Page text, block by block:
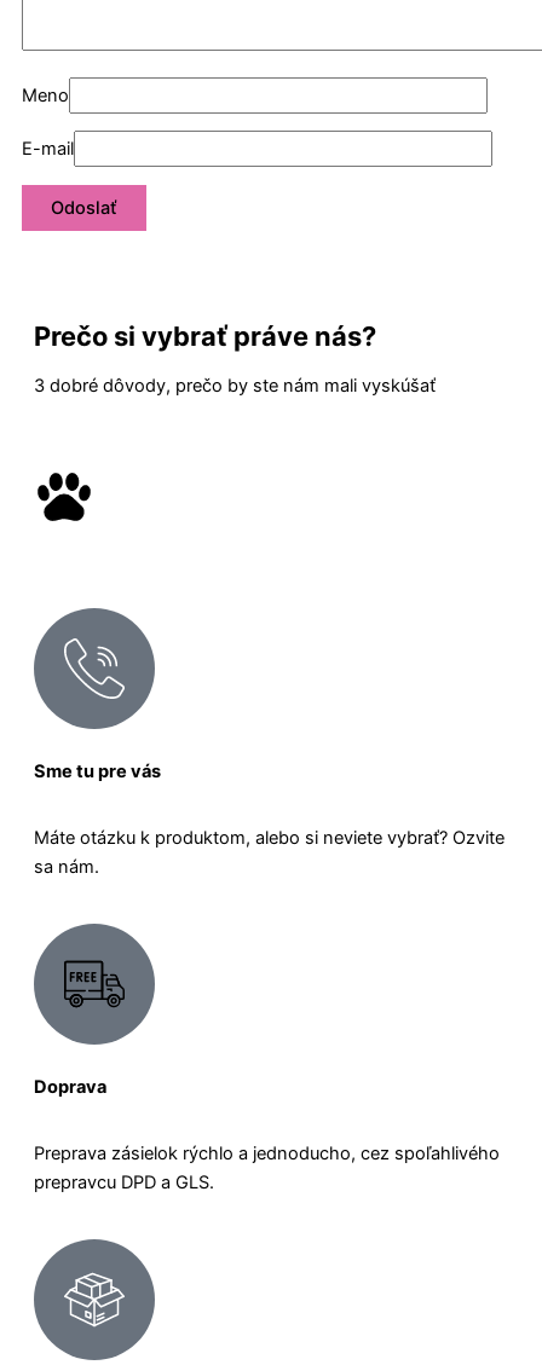
Meno
E-mail
Prečo si vybrať práve nás?
3 dobré dôvody, prečo by ste nám mali vyskúšať
Sme tu pre vás
Máte otázku k produktom, alebo si neviete vybrať? Ozvite
sa nám.
Doprava
Preprava zásielok rýchlo a jednoducho, cez spoľahlivého
prepravcu DPD a GLS.